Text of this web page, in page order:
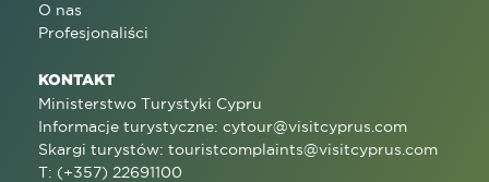
O nas
Profesjonaliści
KONTAKT
Ministerstwo Turystyki Cypru
Informacje turystyczne: cytour@visitcyprus.com
Skargi turystów: touristcomplaints@visitcyprus.com
T: (+357) 22691100